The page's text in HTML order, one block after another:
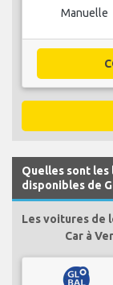
Manuelle
Quelles sont les
disponibles de
Les voitures de
Car à